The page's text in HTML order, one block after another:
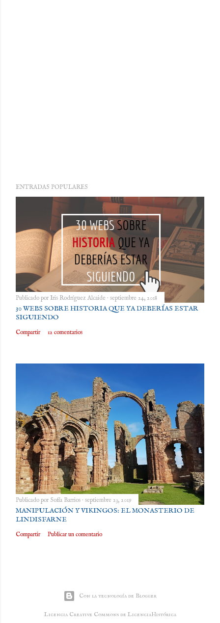
ENTRADAS POPULARES
Publicado por Iris Rodríguez Alcaide septiembre 24, 2018
30 WEBS SOBRE HISTORIA QUE YA DEBERÍAS ESTAR
SIGUIENDO
Compartir 12 comentarios
Publicado por Sofía Barrios septiembre 23, 2019
MANIPULACIÓN Y VIKINGOS: EL MONASTERIO DE
LINDISFARNE
Compartir Publicar un comentario
Con la tecnología de Blogger
Licencia Creative Commons de LicenciaHistórica